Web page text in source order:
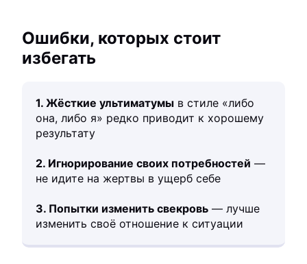
Ошибки, которых стоит
избегать
1. Жёсткие ультиматумы в стиле «либо
она, либо я» редко приводит к хорошему
результату
2. Игнорирование своих потребностей —
не идите на жертвы в ущерб себе
3. Попытки изменить свекровь — лучше
изменить своё отношение к ситуации